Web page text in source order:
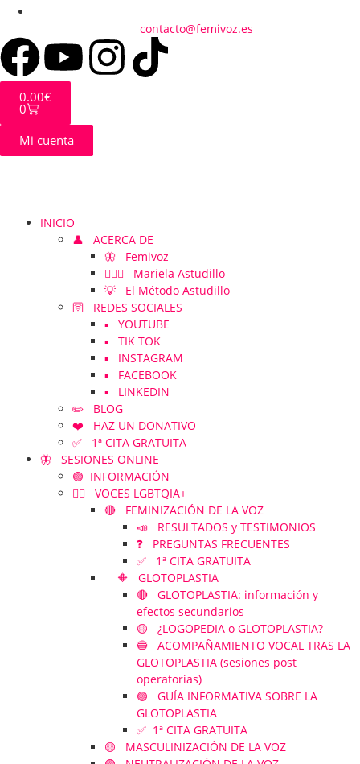
contacto@femivoz.es
0.00€
0
Mi cuenta
INICIO
👤 ACERCA DE
🦋 Femivoz
👱🏻‍♀️ Mariela Astudillo
💡 El Método Astudillo
🛜 REDES SOCIALES
▪️ YOUTUBE
▪️ TIK TOK
▪️ INSTAGRAM
▪️ FACEBOOK
▪️ LINKEDIN
✏️ BLOG
❤️ HAZ UN DONATIVO
✅ 1ª CITA GRATUITA
🦋 SESIONES ONLINE
🟢 INFORMACIÓN
🏳️‍🌈 VOCES LGBTQIA+
🔴 FEMINIZACIÓN DE LA VOZ
📣 RESULTADOS y TESTIMONIOS
❓ PREGUNTAS FRECUENTES
✅ 1ª CITA GRATUITA
🔶 GLOTOPLASTIA
🔴 GLOTOPLASTIA: información y
efectos secundarios
🟡 ¿LOGOPEDIA o GLOTOPLASTIA?
🔵 ACOMPAÑAMIENTO VOCAL TRAS LA
GLOTOPLASTIA (sesiones post
operatorias)
🟣 GUÍA INFORMATIVA SOBRE LA
GLOTOPLASTIA
✅ 1ª CITA GRATUITA
🟡 MASCULINIZACIÓN DE LA VOZ